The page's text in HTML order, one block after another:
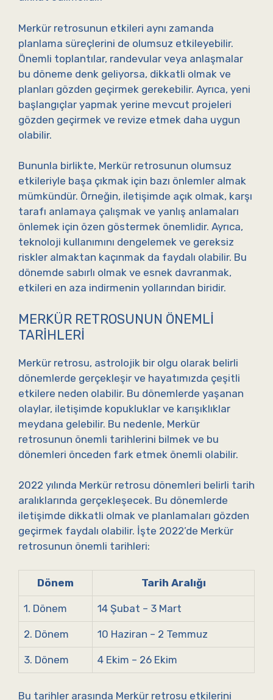
Merkür retrosunun etkileri aynı zamanda
planlama süreçlerini de olumsuz etkileyebilir.
Önemli toplantılar, randevular veya anlaşmalar
bu döneme denk geliyorsa, dikkatli olmak ve
planları gözden geçirmek gerekebilir. Ayrıca, yeni
başlangıçlar yapmak yerine mevcut projeleri
gözden geçirmek ve revize etmek daha uygun
olabilir.
Bununla birlikte, Merkür retrosunun olumsuz
etkileriyle başa çıkmak için bazı önlemler almak
mümkündür. Örneğin, iletişimde açık olmak, karşı
tarafı anlamaya çalışmak ve yanlış anlamaları
önlemek için özen göstermek önemlidir. Ayrıca,
teknoloji kullanımını dengelemek ve gereksiz
riskler almaktan kaçınmak da faydalı olabilir. Bu
dönemde sabırlı olmak ve esnek davranmak,
etkileri en aza indirmenin yollarından biridir.
MERKÜR RETROSUNUN ÖNEMLI
TARIHLERI
Merkür retrosu, astrolojik bir olgu olarak belirli
dönemlerde gerçekleşir ve hayatımızda çeşitli
etkilere neden olabilir. Bu dönemlerde yaşanan
olaylar, iletişimde kopukluklar ve karışıklıklar
meydana gelebilir. Bu nedenle, Merkür
retrosunun önemli tarihlerini bilmek ve bu
dönemleri önceden fark etmek önemli olabilir.
2022 yılında Merkür retrosu dönemleri belirli tarih
aralıklarında gerçekleşecek. Bu dönemlerde
iletişimde dikkatli olmak ve planlamaları gözden
geçirmek faydalı olabilir. İşte 2022’de Merkür
retrosunun önemli tarihleri:
Dönem Tarih Aralığı
1. Dönem 14 Şubat – 3 Mart
2. Dönem 10 Haziran – 2 Temmuz
3. Dönem 4 Ekim – 26 Ekim
Bu tarihler arasında Merkür retrosu etkilerini